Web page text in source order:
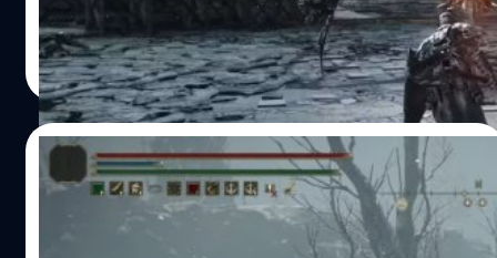
Marketplace สำหรับ "แอนิเมชันที่ดีและเหมาะสมกับธีมของ
เรา" นักพัฒนายังชี้แจงว่าการซื้อสินทรัพย์เป็นเรื่องปกติใน
อุตสาหกรรม แม้แต่ที่ FromSoftware ดูเหมือนว่าการใช้ asset
ของ Elden Ring เป็นข้อผิดพลาดที่ดูเล็ก ๆ ด้วย asset pack ที่
จัดการโดย Epic Games อย่างไรก็ตาม เป็นเรื่องที่น่าสนใจว่า
จะเกิดอะไรขึ้นกับ asset pack นี้หากมีการพิสูจน์อย่างแน่ชัด
ว่าถูกขโมยมาจาก FromSoftware ส่วนหนึ่งของคำตอบนั้น
Archangel Studios นำเสนอทฤษฎีของตัวเองเกี่ยวกับ asset
pack โดยอ้างว่า "หากแอนิเมชันสองรายการคล้ายกัน แต่ใช้
งานบนแท่นขุดเจาะและโครงกระดูกที่แยกจากกันโดยสิ้นเชิง
อรรถพันธ์ ภาษาสุข| 1242 days ago
Read More
13/03/2023
Let Me Solo Her ตำนานแห่ง Elden Ring
พร้อมลุยอีกครั้งหลังจากมีประกาศ DLC